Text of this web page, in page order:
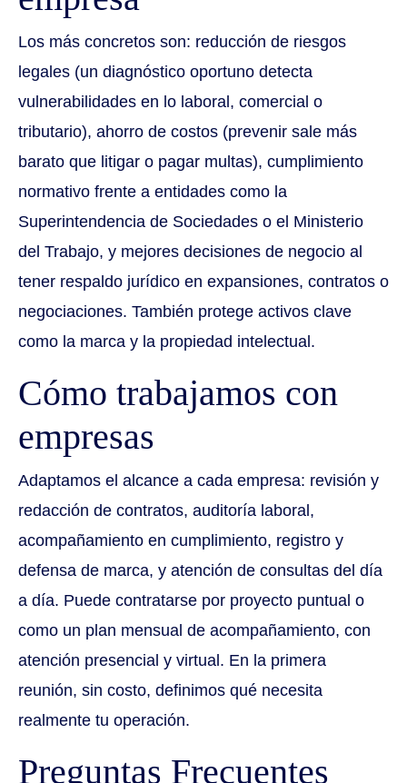
Los más concretos son: reducción de riesgos
legales (un diagnóstico oportuno detecta
vulnerabilidades en lo laboral, comercial o
tributario), ahorro de costos (prevenir sale más
barato que litigar o pagar multas), cumplimiento
normativo frente a entidades como la
Superintendencia de Sociedades o el Ministerio
del Trabajo, y mejores decisiones de negocio al
tener respaldo jurídico en expansiones, contratos o
negociaciones. También protege activos clave
como la marca y la propiedad intelectual.
Cómo trabajamos con
empresas
Adaptamos el alcance a cada empresa: revisión y
redacción de contratos, auditoría laboral,
acompañamiento en cumplimiento, registro y
defensa de marca, y atención de consultas del día
a día. Puede contratarse por proyecto puntual o
como un plan mensual de acompañamiento, con
atención presencial y virtual. En la primera
reunión, sin costo, definimos qué necesita
realmente tu operación.
Preguntas Frecuentes